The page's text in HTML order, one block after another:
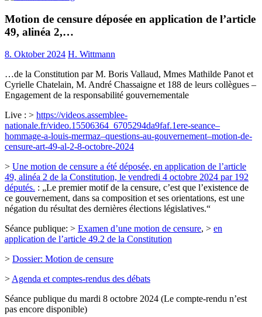
Motion de censure déposée en application de l’article
49, alinéa 2,…
8. Oktober 2024 H. Wittmann
…de la Constitution par M. Boris Vallaud, Mmes Mathilde Panot et
Cyrielle Chatelain, M. André Chassaigne et 188 de leurs collègues –
Engagement de la responsabilité gouvernementale
Live : > https://videos.assemblee-
nationale.fr/video.15506364_6705294da9faf.1ere-seance–
hommage-a-louis-mermaz–questions-au-gouvernement–motion-de-
censure-art-49-al-2-8-octobre-2024
> Une motion de censure a été déposée, en application de l’article
49, alinéa 2 de la Constitution, le vendredi 4 octobre 2024 par 192
députés. : „Le premier motif de la censure, c’est que l’existence de
ce gouvernement, dans sa composition et ses orientations, est une
négation du résultat des dernières élections législatives.“
Séance publique: > Examen d’une motion de censure, > en
application de l’article 49.2 de la Constitution
> Dossier: Motion de censure
>Agenda et comptes-rendus des débats
Séance publique du mardi 8 octobre 2024 (Le compte-rendu n’est
pas encore disponible)